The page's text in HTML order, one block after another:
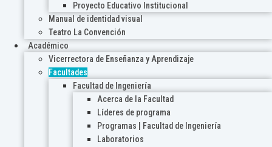
Proyecto Educativo Institucional
Manual de identidad visual
Teatro La Convención
Académico
Vicerrectora de Enseñanza y Aprendizaje
Facultades
Facultad de Ingeniería
Acerca de la Facultad
Líderes de programa
Programas | Facultad de Ingeniería
Laboratorios